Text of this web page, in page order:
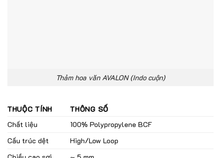
Thảm hoa văn AVALON (Indo cuộn)
THUỘC TÍNH
THÔNG SỐ
Chất liệu
100% Polypropylene BCF
Cấu trúc dệt
High/Low Loop